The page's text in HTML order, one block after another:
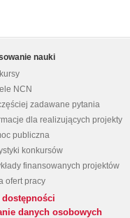
nauki
NCN
zadawane pytania
dla realizujących projekty
publiczna
konkursów
finansowanych projektów
ofert pracy
dostępności
danych osobowych